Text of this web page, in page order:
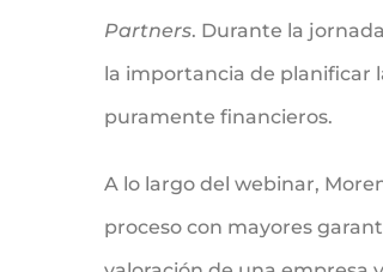
Partners. Durante la
la importancia de planificar
puramente financieros.
A lo largo del webinar,
proceso con mayores